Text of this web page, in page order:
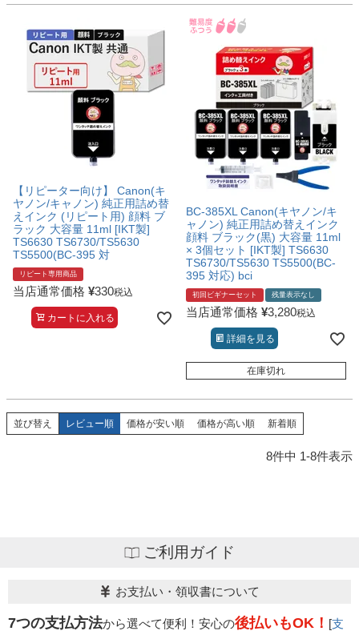
【リピーター向け】 Canon(キ
ヤノン/キャノン) 純正用詰め替
えインク (リピート用) 顔料 ブ
ラック 大容量 11ml [IKT製]
TS6630 TS6730/TS5630
TS5500(BC-395 対
リピート専用商品
当店通常価格 ¥330税込
カートに入れる
BC-385XL Canon(キヤノン/キ
ャノン) 純正用詰め替えインク
顔料 ブラック(黒) 大容量 11ml
× 3個セット [IKT製] TS6630
TS6730/TS5630 TS5500(BC-
395 対応) bci
初回ビギナーセット 残量表示なし
当店通常価格 ¥3,280税込
詳細を見る
在庫切れ
並び替え レビュー順 価格が安い順 価格が高い順 新着順
8件中 1-8件表示
ご利用ガイド
お支払い・領収書について
7つの支払方法から選べて便利！安心の後払いもOK！ [支